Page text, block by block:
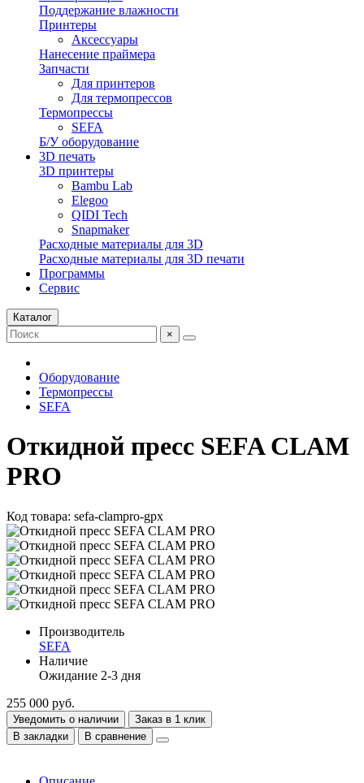
Поддержание влажности
Принтеры
Аксессуары
Нанесение праймера
Запчасти
Для принтеров
Для термопрессов
Термопрессы
SEFA
Б/У оборудование
3D печать
3D принтеры
Bambu Lab
Elegoo
QIDI Tech
Snapmaker
Расходные материалы для 3D
Расходные материалы для 3D печати
Программы
Сервис
Каталог
×
Оборудование
Термопрессы
SEFA
Откидной пресс SEFA CLAM
PRO
Код товара: sefa-clampro-gpx
Производитель
SEFA
Наличие
Ожидание 2-3 дня
255 000 руб.
Уведомить о наличии
Заказ в 1 клик
В закладки
В сравнение